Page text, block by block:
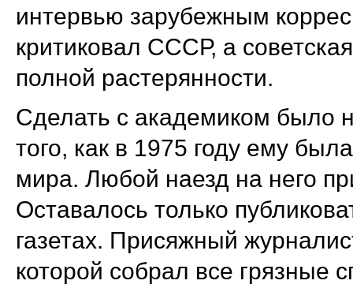
интервью зарубежным
критиковал СССР, а
полной растерянности.
Сделать с академиком было
того, как в 1975 году ему
мира. Любой наезд на него
Оставалось только
газетах. Присяжный
которой собрал все грязные